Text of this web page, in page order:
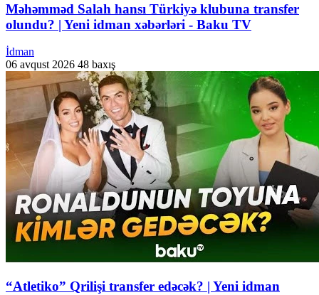
Məhəmməd Salah hansı Türkiyə klubuna transfer
olundu? | Yeni idman xəbərləri - Baku TV
İdman
06 avqust 2026 48 baxış
“Atletiko” Qrilişi transfer edəcək? | Yeni idman